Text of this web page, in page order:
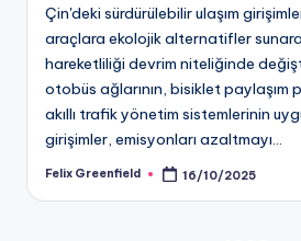
Çin'deki sürdürülebilir ulaşım
araçlara ekolojik alternatifler
hareketliliği devrim niteliğinde
otobüs ağlarının, bisiklet paylaşım
akıllı trafik yönetim sistemlerinin
girişimler, emisyonları azaltmayı…
Posted
Felix Greenfield 16/10/2025